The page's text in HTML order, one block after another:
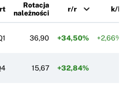
Rotacja
należności
r/r k/k
36,90 +34,50% +2,66%
15,67 +32,84%